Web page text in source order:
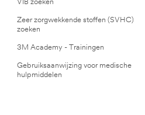
VIB zoeken
Zeer zorgwekkende stoffen (SVHC)
zoeken
3M Academy - Trainingen
Gebruiksaanwijzing voor medische
hulpmiddelen